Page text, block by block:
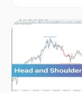
569 7826 0